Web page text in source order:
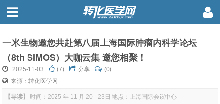
一米生物邀您共赴第八届上海国际肿瘤内科学论坛
（8th SIMOS）大咖云集 邀您相聚！
2025-11-03 (7) 分享
(0)
来源：转化医学网
【导读】 时间：2025 年 11 月 20 - 23日 地点：上海国际会议中心